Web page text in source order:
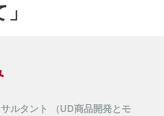
ルタント （UD商品開発とモ